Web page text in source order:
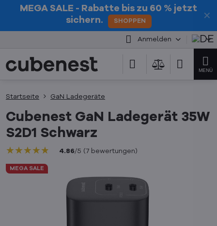
✕
MEGA SALE - Rabatte bis zu 60 % jetzt
sichern.
SHOPPEN
Anmelden
MEGA SALE
Startseite GaN Ladegeräte
Cubenest GaN Ladegerät 35W
S2D1 Schwarz
★★★★★
★★★★★
★★★★★ 4.86/5 (7 bewertungen)